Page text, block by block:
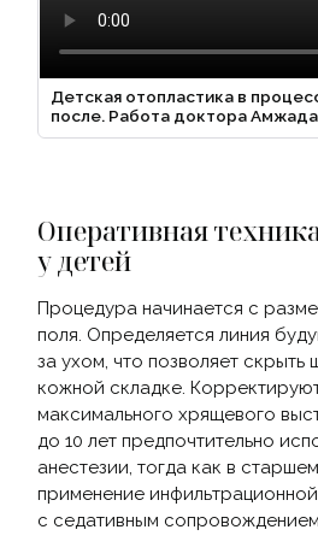
Детская отопластика в
после. Работа доктора
Оперативная
у детей
Процедура начинается с
поля. Определяется линия
за ухом, что позволяет скрыть
кожной складке.
максимального хрящевого
до 10 лет предпочтительно
анестезии, тогда как в
применение
с седативным